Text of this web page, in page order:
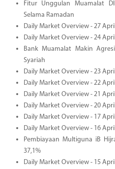
Fitur Unggulan Muamalat
Selama Ramadan
Daily Market Overview - 27
Daily Market Overview - 24
Bank Muamalat Makin
Syariah
Daily Market Overview - 23
Daily Market Overview - 22
Daily Market Overview - 21
Daily Market Overview - 20
Daily Market Overview - 17
Daily Market Overview - 16
Pembiayaan Multiguna iB
37,1%
Daily Market Overview - 15